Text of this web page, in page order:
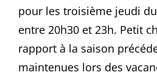
pour les troisième jeudi
entre 20h30 et 23h. Petit
rapport à la saison
maintenues lors des